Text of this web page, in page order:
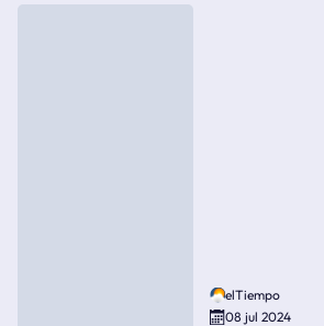
elTiempo
08 jul 2024